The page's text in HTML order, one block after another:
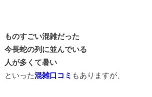
ものすごい混雑だった
今長蛇の列に並んでいる
人が多くて暑い
といった混雑口コミ もありますが、